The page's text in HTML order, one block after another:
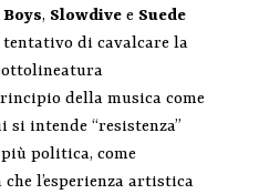
, Slowdivee Suede
di cavalcare la
della musica come
si intende “resistenza”
politica, come
l’esperienza artistica